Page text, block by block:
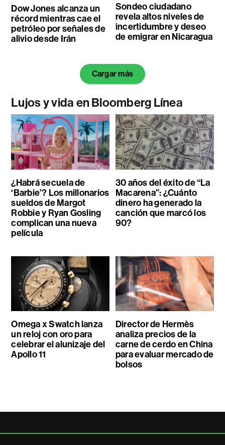
Dow Jones alcanza un
récord mientras cae el
petróleo por señales de
alivio desde Irán
Sondeo ciudadano
revela altos niveles de
incertidumbre y deseo
de emigrar en Nicaragua
Cargar más
Lujos y vida en Bloomberg Línea
¿Habrá secuela de
‘Barbie’? Los millonarios
sueldos de Margot
Robbie y Ryan Gosling
complican una nueva
película
30 años del éxito de “La
Macarena”: ¿Cuánto
dinero ha generado la
canción que marcó los
90?
Omega x Swatch lanza
un reloj con oro para
celebrar el alunizaje del
Apollo 11
Director de Hermès
analiza precios de la
carne de cerdo en China
para evaluar mercado de
bolsos